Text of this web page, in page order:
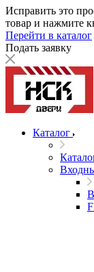
Исправить это
товар и нажмите
Перейти в каталог
Подать заявку
Каталог